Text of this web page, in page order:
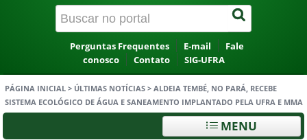
Perguntas Frequentes E-mail
Fale
conosco
Contato SIG-UFRA
PÁGINA INICIAL > ÚLTIMAS NOTÍCIAS > ALDEIA TEMBÉ, NO PARÁ, RECEBE
SISTEMA ECOLÓGICO DE ÁGUA E SANEAMENTO IMPLANTADO PELA UFRA E MMA
MENU